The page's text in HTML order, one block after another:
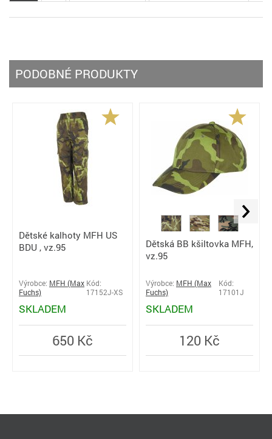
PODOBNÉ PRODUKTY
Dětské kalhoty MFH US
BDU , vz.95
Výrobce: MFH (Max
Fuchs)
Kód:
17152J-XS
SKLADEM
650 Kč
Dětská BB kšiltovka MFH,
vz.95
Výrobce: MFH (Max
Fuchs)
Kód:
17101J
SKLADEM
120 Kč